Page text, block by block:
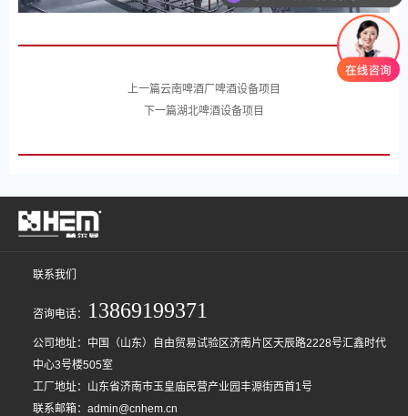
上一篇云南啤酒厂啤酒设备项目
下一篇湖北啤酒设备项目
联系我们
咨询电话： 13869199371
公司地址：中国（山东）自由贸易试验区济南片区天辰路2228号汇鑫时代
中心3号楼505室
工厂地址：山东省济南市玉皇庙民营产业园丰源街西首1号
联系邮箱：admin@cnhem.cn